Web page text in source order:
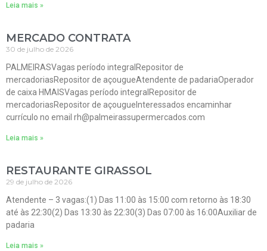
Leia mais »
MERCADO CONTRATA
30 de julho de 2026
PALMEIRASVagas período integralRepositor de
mercadoriasRepositor de açougueAtendente de padariaOperador
de caixa HMAISVagas período integralRepositor de
mercadoriasRepositor de açougueInteressados encaminhar
currículo no email rh@palmeirassupermercados.com
Leia mais »
RESTAURANTE GIRASSOL
29 de julho de 2026
Atendente – 3 vagas:(1) Das 11:00 às 15:00 com retorno às 18:30
até às 22:30(2) Das 13:30 às 22:30(3) Das 07:00 às 16:00Auxiliar de
padaria
Leia mais »